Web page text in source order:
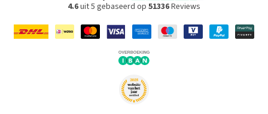
4.6uit 5 gebaseerd op 51336Reviews